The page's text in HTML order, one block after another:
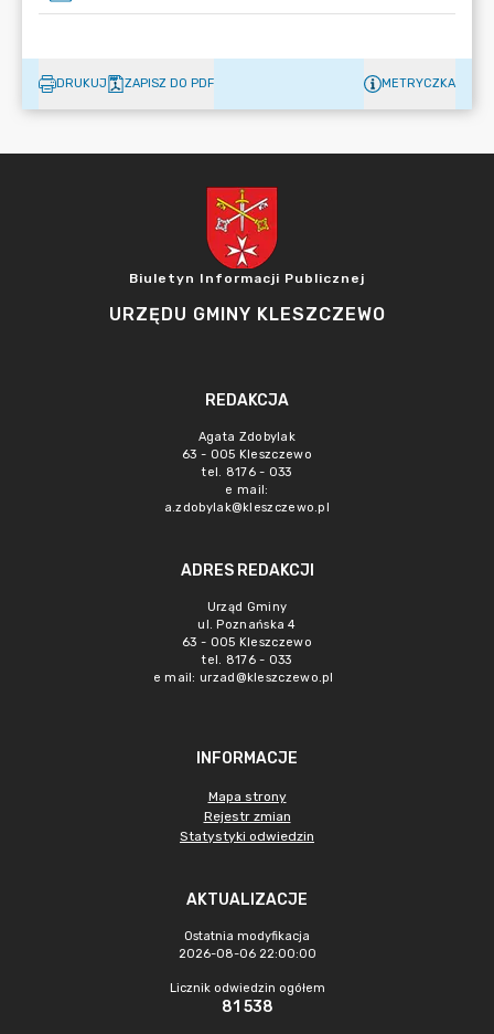
DRUKUJ ZAPISZ DO PDF METRYCZKA
Biuletyn Informacji Publicznej
URZĘDU GMINY KLESZCZEWO
REDAKCJA
Agata Zdobylak
63 - 005 Kleszczewo
tel. 8176 - 033
e mail:
a.zdobylak@kleszczewo.pl
ADRES REDAKCJI
Urząd Gminy
ul. Poznańska 4
63 - 005 Kleszczewo
tel. 8176 - 033
e mail: urzad@kleszczewo.pl
INFORMACJE
Mapa strony
Rejestr zmian
Statystyki odwiedzin
AKTUALIZACJE
Ostatnia modyfikacja
2026-08-06 22:00:00
Licznik odwiedzin ogółem
81 538